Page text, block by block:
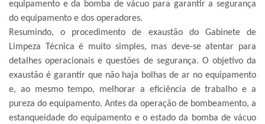
equipamento e da bomba de vácuo para garantir a segurança
do equipamento e dos operadores.
Resumindo, o procedimento de exaustão do Gabinete de
Limpeza Técnicaé muito simples, mas deve-se atentar para
detalhes operacionais e questões de segurança. O objetivo da
exaustão é garantir que não haja bolhas de ar no equipamento
e, ao mesmo tempo, melhorar a eficiência de trabalho e a
pureza do equipamento. Antes da operação de bombeamento, a
estanqueidade do equipamento e o estado da bomba de vácuo